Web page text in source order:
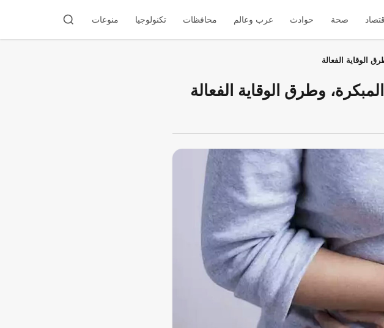
صحة حوادث عرب وعالم محافظات تكنولوجيا منوعات
الوقاية الفعالة
وطرق الوقاية الفعالة